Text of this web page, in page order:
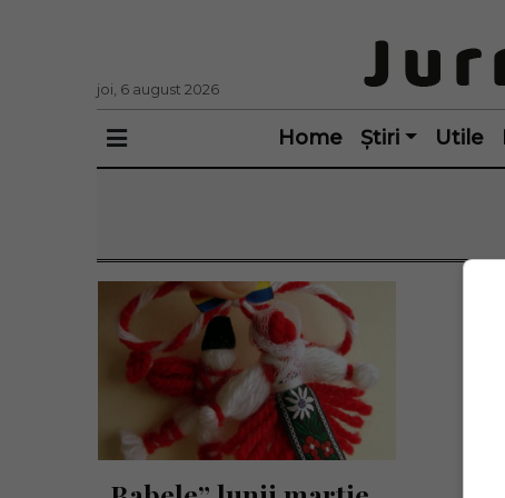
joi, 6 august 2026
Home Știri Utile